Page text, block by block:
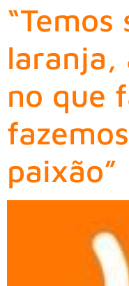
“Temos
laranja,
no que
paixão”